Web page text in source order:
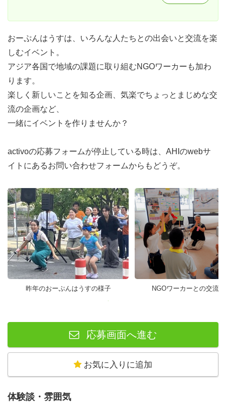
おーぷんはうすは、いろんな人たちとの出会いと交流を楽
しむイベント。
アジア各国で地域の課題に取り組むNGOワーカーも加わ
ります。
楽しく新しいことを知る企画、気楽でちょっとまじめな交
流の企画など、
一緒にイベントを作りませんか？
activoの応募フォームが停止している時は、AHIのwebサ
イトにあるお問い合わせフォームからもどうぞ。
昨年のおーぷんはうすの様子 NGOワーカーとの交流
応募画面へ進む
お気に入りに追加
体験談・雰囲気